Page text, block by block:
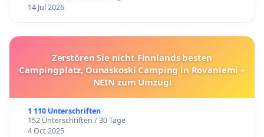
14 Jul 2026
Zerstören Sie nicht Finnlands besten
Campingplatz, Ounaskoski Camping in Rovaniemi –
NEIN zum Umzug!
1 110 Unterschriften
152 Unterschriften / 30 Tage
4 Oct 2025